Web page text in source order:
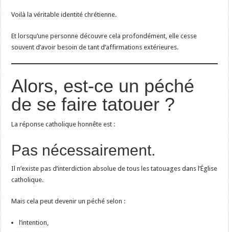
Voilà la véritable identité chrétienne.
Et lorsqu’une personne découvre cela profondément, elle cesse
souvent d’avoir besoin de tant d’affirmations extérieures.
Alors, est-ce un péché
de se faire tatouer ?
La réponse catholique honnête est :
Pas nécessairement.
Il n’existe pas d’interdiction absolue de tous les tatouages dans l’Église
catholique.
Mais cela peut devenir un péché selon :
l’intention,